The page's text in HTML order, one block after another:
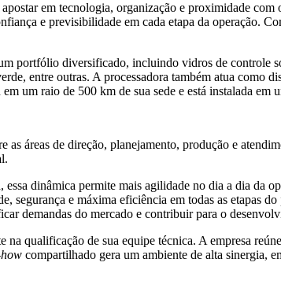
em tecnologia, organização e proximidade
e previsibilidade em cada etapa da operação.
portfólio diversificado, incluindo vidros de controle
entre outras. A processadora também atua como
um raio de 500 km de sua sede e está instalada em
as áreas de direção, planejamento, produção e
essa dinâmica permite mais agilidade no dia a dia da
segurança e máxima eficiência em todas as etapas
demandas do mercado e contribuir para o
na qualificação de sua equipe técnica. A empresa
compartilhado gera um ambiente de alta sinergia,